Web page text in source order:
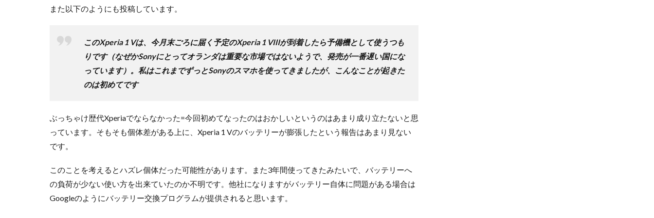
また以下のようにも投稿しています。
このXperia 1 Vは、今月末ごろに届く予定のXperia 1 VIIIが到着したら予備機として使うつも
りです（なぜかSonyにとってオランダは重要な市場ではないようで、発売が一番遅い国にな
っています）。私はこれまでずっとSonyのスマホを使ってきましたが、こんなことが起きた
のは初めてです
ぶっちゃけ歴代Xperiaでならなかった=今回初めてなったのはおかしいというのはあまり成り立たないと思
っています。そもそも個体差がある上に、Xperia 1 Vのバッテリーが膨張したという報告はあまり見ない
です。
このことを考えるとハズレ個体だった可能性があります。また3年間使ってきたみたいで、バッテリーへ
の負荷が少ない使い方を出来ていたのか不明です。他社になりますがバッテリー自体に問題がある場合は
Googleのようにバッテリー交換プログラムが提供されると思います。